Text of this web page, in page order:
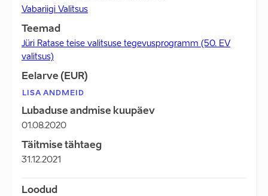
Vabariigi Valitsus
Teemad
Jüri Ratase teise valitsuse tegevusprogramm (50. EV
valitsus)
Eelarve (EUR)
LISA ANDMEID
Lubaduse andmise kuupäev
01.08.2020
Täitmise tähtaeg
31.12.2021
Loodud